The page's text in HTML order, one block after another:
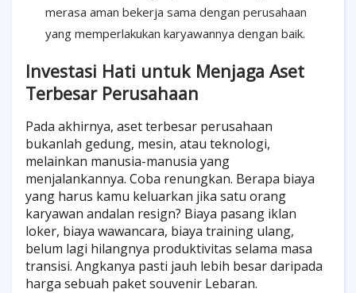
merasa aman bekerja sama dengan perusahaan
yang memperlakukan karyawannya dengan baik.
Investasi Hati untuk Menjaga Aset
Terbesar Perusahaan
Pada akhirnya, aset terbesar perusahaan
bukanlah gedung, mesin, atau teknologi,
melainkan manusia-manusia yang
menjalankannya. Coba renungkan. Berapa biaya
yang harus kamu keluarkan jika satu orang
karyawan andalan resign? Biaya pasang iklan
loker, biaya wawancara, biaya training ulang,
belum lagi hilangnya produktivitas selama masa
transisi. Angkanya pasti jauh lebih besar daripada
harga sebuah paket souvenir Lebaran.